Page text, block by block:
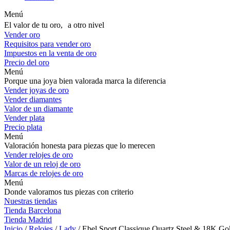
Menú
El valor de tu oro, a otro nivel
Vender oro
Requisitos para vender oro
Impuestos en la venta de oro
Precio del oro
Menú
Porque una joya bien valorada marca la diferencia
Vender joyas de oro
Vender diamantes
Valor de un diamante
Vender plata
Precio plata
Menú
Valoración honesta para piezas que lo merecen
Vender relojes de oro
Valor de un reloj de oro
Marcas de relojes de oro
Menú
Donde valoramos tus piezas con criterio
Nuestras tiendas
Tienda Barcelona
Tienda Madrid